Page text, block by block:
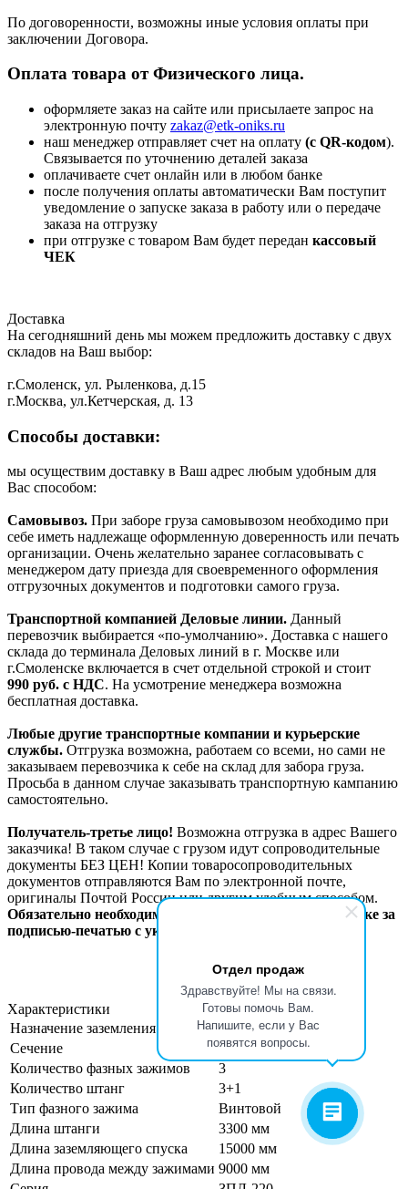
Отдел продаж
Здравствуйте! Мы на связи.
Готовы помочь Вам.
Напишите, если у Вас
появятся вопросы.
По договоренности, возможны иные условия оплаты при
заключении Договора.
Оплата товара от Физического лица.
оформляете заказ на сайте или присылаете запрос на
электронную почту zakaz@etk-oniks.ru
наш менеджер отправляет счет на оплату (с QR-кодом).
Связывается по уточнению деталей заказа
оплачиваете счет онлайн или в любом банке
после получения оплаты автоматически Вам поступит
уведомление о запуске заказа в работу или о передаче
заказа на отгрузку
при отгрузке с товаром Вам будет передан кассовый
ЧЕК
Доставка
На сегодняшний день мы можем предложить доставку с двух
складов на Ваш выбор:
г.Смоленск, ул. Рыленкова, д.15
г.Москва, ул.Кетчерская, д. 13
Способы доставки:
мы осуществим доставку в Ваш адрес любым удобным для
Вас способом:
Самовывоз. При заборе груза самовывозом необходимо при
себе иметь надлежаще оформленную доверенность или печать
организации. Очень желательно заранее согласовывать с
менеджером дату приезда для своевременного оформления
отгрузочных документов и подготовки самого груза.
Транспортной компанией Деловые линии. Данный
перевозчик выбирается «по-умолчанию». Доставка с нашего
склада до терминала Деловых линий в г. Москве или
г.Смоленске включается в счет отдельной строкой и стоит
990 руб. с НДС. На усмотрение менеджера возможна
бесплатная доставка.
Любые другие транспортные компании и курьерские
службы. Отгрузка возможна, работаем со всеми, но сами не
заказываем перевозчика к себе на склад для забора груза.
Просьба в данном случае заказывать транспортную кампанию
самостоятельно.
Получатель-третье лицо! Возможна отгрузка в адрес Вашего
заказчика! В таком случае с грузом идут сопроводительные
документы БЕЗ ЦЕН! Копии товаросопроводительных
документов отправляются Вам по электронной почте,
оригиналы Почтой России или другим удобным способом.
Обязательно необходимо официальное письмо на бланке за
подписью-печатью с указанием данных по отгрузке.
Характеристики
Назначение заземления
для ВЛ
Сечение
25 мм2
Количество фазных зажимов
3
Количество штанг
3+1
Тип фазного зажима
Винтовой
Длина штанги
3300 мм
Длина заземляющего спуска
15000 мм
Длина провода между зажимами 9000 мм